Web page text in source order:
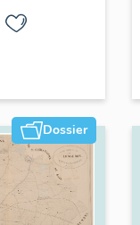
Dossier